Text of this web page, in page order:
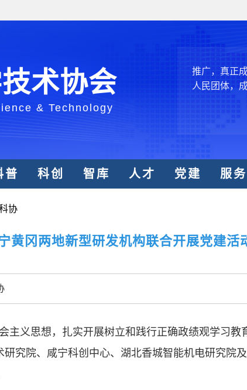
术协会
& Technology
和政府科学
型、平台型
结引领广大
创新争先行
推广，真正
人民团体，
中国科协
和纽带的职
发展服务、
学决策服务
周围，弘扬
创新驱动发
和政府科学
型、平台型
创新争先行
推广，真正
人民团体，
普 科创 智库 人才 党建 服务
协
黄冈两地新型研发机构联合开展党建活
主义思想，扎实开展树立和践行正确政绩观学习教
究院、咸宁科创中心、湖北香城智能机电研究院